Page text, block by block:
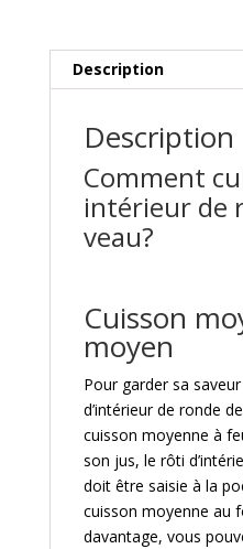
Description
Description
Comment
intérieur de
veau?
Cuisson
moyen
Pour garder sa
d’intérieur de ronde
cuisson moyenne à
son jus, le rôti
doit être saisie à la
cuisson moyenne au
davantage, vous